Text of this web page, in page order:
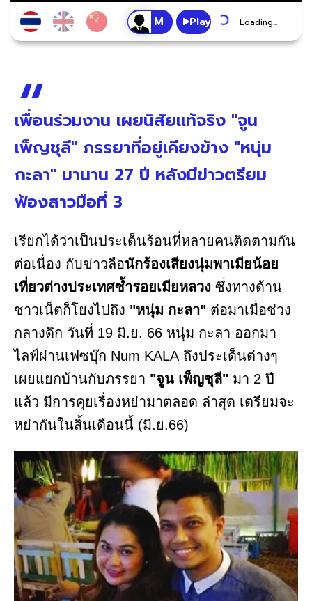
Play Loading...
เพื่อนร่วมงาน เผยนิสัยแท้จริง "จูน
เพ็ญชุลี" ภรรยาที่อยู่เคียงข้าง "หนุ่ม
กะลา" มานาน 27 ปี หลังมีข่าวตรียม
ฟ้องสาวมือที่ 3
เรียกได้ว่าเป็นประเด็นร้อนที่หลายคนติดตามกัน
ต่อเนื่อง กับข่าวลือนักร้องเสียงนุ่มพาเมียน้อย
เที่ยวต่างประเทศซ้ำรอยเมียหลวง ซึ่งทางด้าน
ชาวเน็ตก็โยงไปถึง "หนุ่ม กะลา" ต่อมาเมื่อช่วง
กลางดึก วันที่ 19 มิ.ย. 66 หนุ่ม กะลา ออกมา
ไลฟ์ผ่านเฟซบุ๊ก Num KALA ถึงประเด็นต่างๆ
เผยแยกบ้านกับภรรยา "จูน เพ็ญชุลี" มา 2 ปี
แล้ว มีการคุยเรื่องหย่ามาตลอด ล่าสุด เตรียมจะ
หย่ากันในสิ้นเดือนนี้ (มิ.ย.66)